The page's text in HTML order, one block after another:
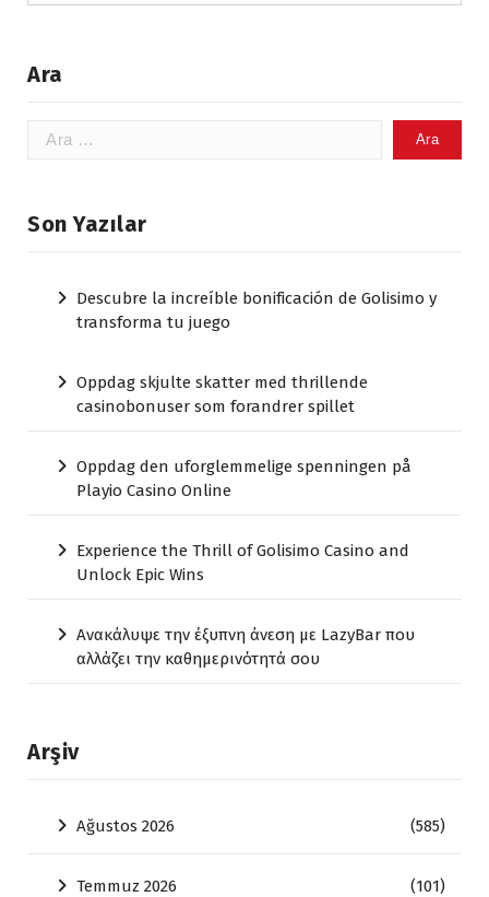
Ara
Arama:
Son Yazılar
Descubre la increíble bonificación de Golisimo y
transforma tu juego
Oppdag skjulte skatter med thrillende
casinobonuser som forandrer spillet
Oppdag den uforglemmelige spenningen på
Playio Casino Online
Experience the Thrill of Golisimo Casino and
Unlock Epic Wins
Ανακάλυψε την έξυπνη άνεση με LazyBar που
αλλάζει την καθημερινότητά σου
Arşiv
Ağustos 2026 (585)
Temmuz 2026 (101)